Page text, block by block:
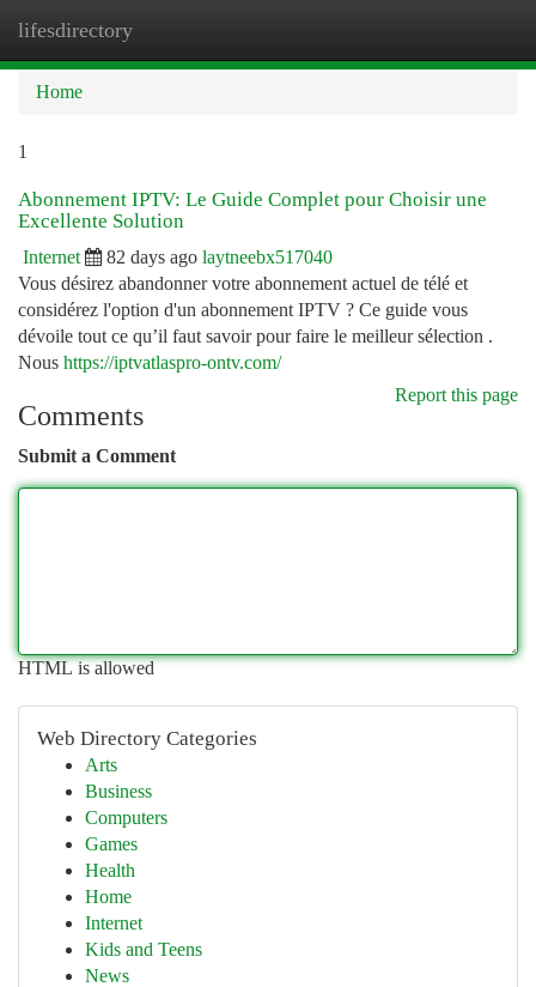
lifesdirectory
Home
1
Abonnement IPTV: Le Guide Complet pour Choisir une
Excellente Solution
Internet 82 days ago laytneebx517040
Vous désirez abandonner votre abonnement actuel de télé et
considérez l'option d'un abonnement IPTV ? Ce guide vous
dévoile tout ce qu’il faut savoir pour faire le meilleur sélection .
Nous https://iptvatlaspro-ontv.com/
Report this page
Comments
Submit a Comment
HTML is allowed
Web Directory Categories
Arts
Business
Computers
Games
Health
Home
Internet
Kids and Teens
News